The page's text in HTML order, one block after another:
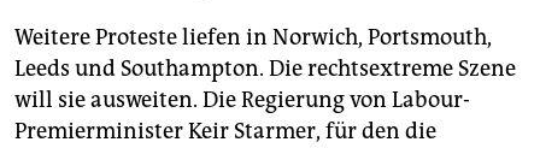
Weitere Proteste liefen in Norwich, Portsmouth,
Leeds und Southampton. Die rechtsextreme Szene
will sie ausweiten. Die Regierung von Labour-
Premierminister Keir Starmer, für den die